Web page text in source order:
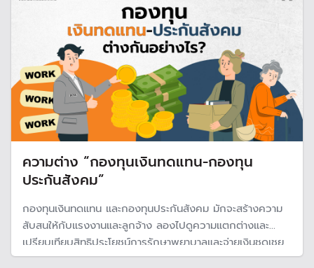
ความต่าง “กองทุนเงินทดแทน-กองทุน
ประกันสังคม”
กองทุนเงินทดแทน และกองทุนประกันสังคม มักจะสร้างความ
สับสนให้กับแรงงานและลูกจ้าง ลองไปดูความแตกต่างและ
เปรียบเทียบสิทธิประโยชน์การรักษาพยาบาลและจ่ายเงินชดเชย
ที่ลูกจ้างจะได้รับ โดยครอบคลุมทั้งเหตุที่เกิดจากการทำงานและ